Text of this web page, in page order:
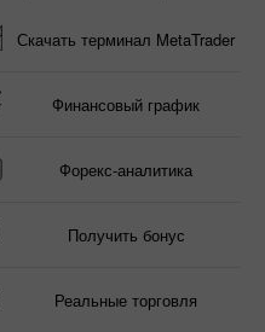
Скачать терминал MetaTrader
Финансовый график
Форекс-аналитика
Получить бонус
Реальные торговля